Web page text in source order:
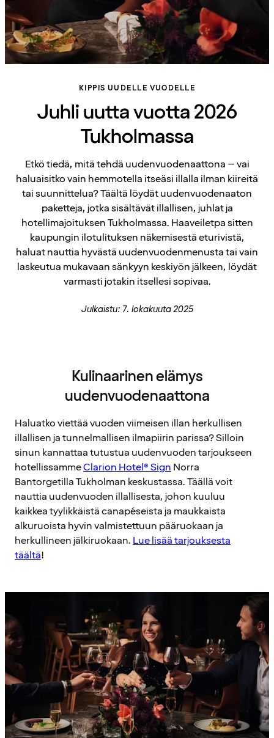
KIPPIS UUDELLE VUODELLE
Juhli uutta vuotta 2026
Tukholmassa
Etkö tiedä, mitä tehdä uudenvuodenaattona – vai
haluaisitko vain hemmotella itseäsi illalla ilman kiireitä
tai suunnittelua? Täältä löydät uudenvuodenaaton
paketteja, jotka sisältävät illallisen, juhlat ja
hotellimajoituksen Tukholmassa. Haaveiletpa sitten
kaupungin ilotulituksen näkemisestä eturivistä,
haluat nauttia hyvästä uudenvuodenmenusta tai vain
laskeutua mukavaan sänkyyn keskiyön jälkeen, löydät
varmasti jotakin itsellesi sopivaa.
Julkaistu: 7. lokakuuta 2025
Kulinaarinen elämys
uudenvuodenaattona
Haluatko viettää vuoden viimeisen illan herkullisen
illallisen ja tunnelmallisen ilmapiirin parissa? Silloin
sinun kannattaa tutustua uudenvuoden tarjoukseen
hotellissammeClarion Hotel® Sign Norra
Bantorgetilla Tukholman keskustassa. Täällä voit
nauttia uudenvuoden illallisesta, johon kuuluu
kaikkea tyylikkäistä canapéseista ja maukkaista
alkuruoista hyvin valmistettuun pääruokaan ja
herkullineen jälkiruokaan. Lue lisää tarjouksesta
täältä!